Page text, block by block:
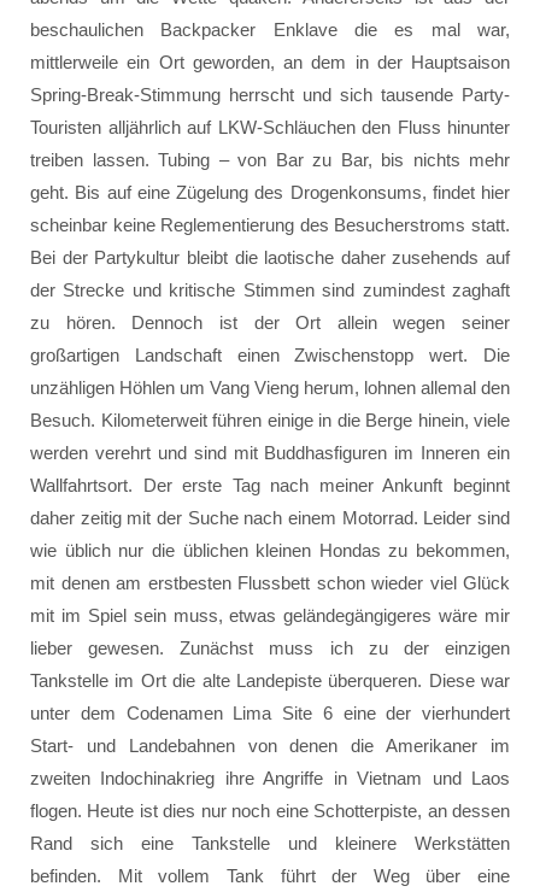
beschaulichen Backpacker Enklave die es mal war,
mittlerweile ein Ort geworden, an dem in der Hauptsaison
Spring-Break-Stimmung herrscht und sich tausende Party-
Touristen alljährlich auf LKW-Schläuchen den Fluss hinunter
treiben lassen. Tubing – von Bar zu Bar, bis nichts mehr
geht. Bis auf eine Zügelung des Drogenkonsums, findet hier
scheinbar keine Reglementierung des Besucherstroms statt.
Bei der Partykultur bleibt die laotische daher zusehends auf
der Strecke und kritische Stimmen sind zumindest zaghaft
zu hören. Dennoch ist der Ort allein wegen seiner
großartigen Landschaft einen Zwischenstopp wert. Die
unzähligen Höhlen um Vang Vieng herum, lohnen allemal den
Besuch. Kilometerweit führen einige in die Berge hinein, viele
werden verehrt und sind mit Buddhasfiguren im Inneren ein
Wallfahrtsort. Der erste Tag nach meiner Ankunft beginnt
daher zeitig mit der Suche nach einem Motorrad. Leider sind
wie üblich nur die üblichen kleinen Hondas zu bekommen,
mit denen am erstbesten Flussbett schon wieder viel Glück
mit im Spiel sein muss, etwas geländegängigeres wäre mir
lieber gewesen. Zunächst muss ich zu der einzigen
Tankstelle im Ort die alte Landepiste überqueren. Diese war
unter dem Codenamen Lima Site 6 eine der vierhundert
Start- und Landebahnen von denen die Amerikaner im
zweiten Indochinakrieg ihre Angriffe in Vietnam und Laos
flogen. Heute ist dies nur noch eine Schotterpiste, an dessen
Rand sich eine Tankstelle und kleinere Werkstätten
befinden. Mit vollem Tank führt der Weg über eine